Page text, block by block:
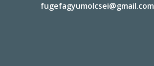
fugefagyumolcsei@gmail.com